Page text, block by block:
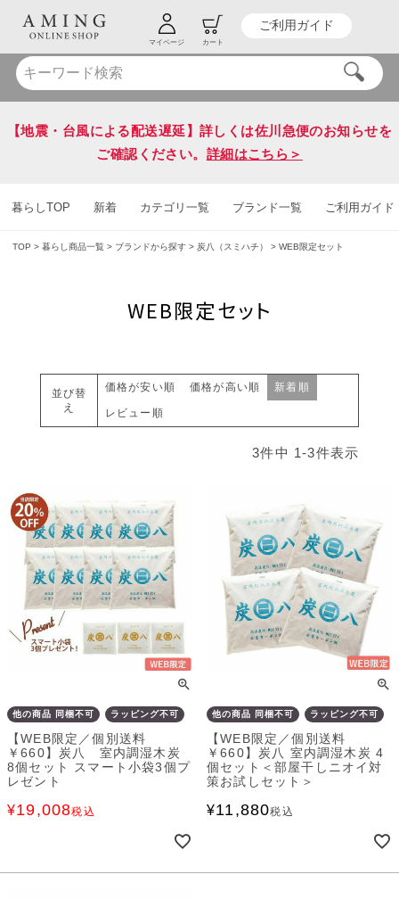
マイページ カート
ご利用ガイド
HOT KEY WORD #炭八 #送料無料
【地震・台風による配送遅延】詳しくは佐川急便のお知らせを
ご確認ください。 詳細はこちら＞
暮らしTOP 新着 カテゴリ一覧 ブランド一覧 ご利用ガイド
TOP 暮らし商品一覧 ブランドから探す 炭八（スミハチ） WEB限定セット
WEB限定セット
並び替
え
価格が安い順 価格が高い順 新着順
レビュー順
3件中 1-3件表示
他の商品 同梱不可 ラッピング不可
【WEB限定／個別送料
￥660】炭八 室内調湿木炭
8個セット スマート小袋3個プ
レゼント
¥19,008税込
他の商品 同梱不可 ラッピング不可
【WEB限定／個別送料
￥660】炭八 室内調湿木炭 4
個セット＜部屋干しニオイ対
策お試しセット＞
¥11,880税込